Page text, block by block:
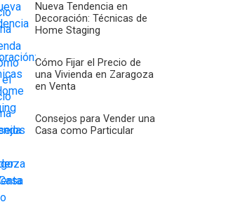
Nueva Tendencia en
Decoración: Técnicas de
Home Staging
Cómo Fijar el Precio de
una Vivienda en Zaragoza
en Venta
Consejos para Vender una
Casa como Particular